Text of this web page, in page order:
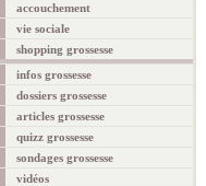
accouchement
vie sociale
shopping grossesse
infos grossesse
dossiers grossesse
articles grossesse
quizz grossesse
sondages grossesse
vidéos